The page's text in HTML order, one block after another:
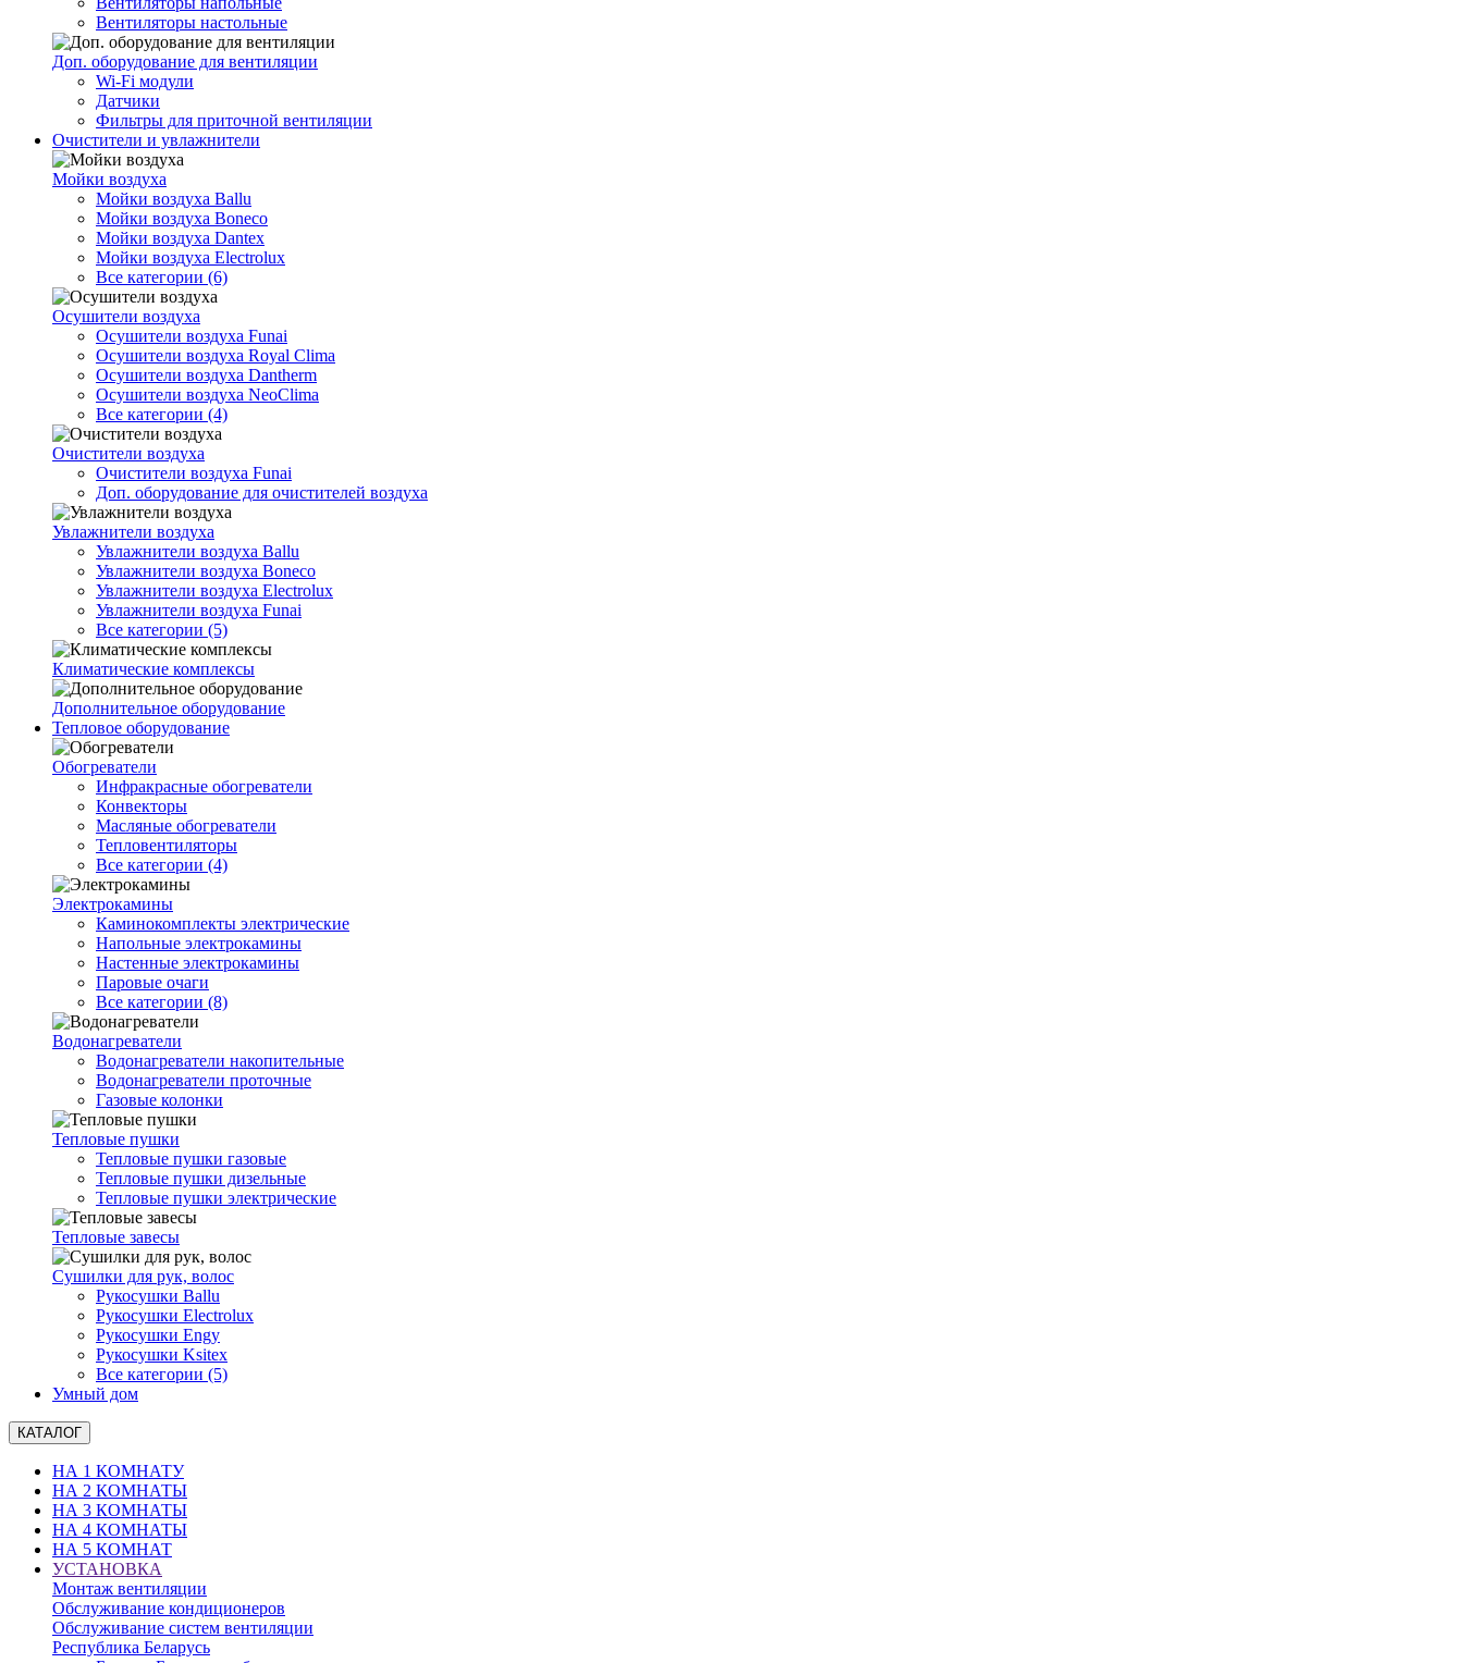
Вентиляторы настольные
Доп. оборудование для вентиляции
Wi-Fi модули
Датчики
Фильтры для приточной вентиляции
Очистители и увлажнители
Мойки воздуха
Мойки воздуха Ballu
Мойки воздуха Boneco
Мойки воздуха Dantex
Мойки воздуха Electrolux
Все категории (6)
Осушители воздуха
Осушители воздуха Funai
Осушители воздуха Royal Clima
Осушители воздуха Dantherm
Осушители воздуха NeoClima
Все категории (4)
Очистители воздуха
Очистители воздуха Funai
Доп. оборудование для очистителей воздуха
Увлажнители воздуха
Увлажнители воздуха Ballu
Увлажнители воздуха Boneco
Увлажнители воздуха Electrolux
Увлажнители воздуха Funai
Все категории (5)
Климатические комплексы
Дополнительное оборудование
Тепловое оборудование
Обогреватели
Инфракрасные обогреватели
Конвекторы
Масляные обогреватели
Тепловентиляторы
Все категории (4)
Электрокамины
Каминокомплекты электрические
Напольные электрокамины
Настенные электрокамины
Паровые очаги
Все категории (8)
Водонагреватели
Водонагреватели накопительные
Водонагреватели проточные
Газовые колонки
Тепловые пушки
Тепловые пушки газовые
Тепловые пушки дизельные
Тепловые пушки электрические
Тепловые завесы
Сушилки для рук, волоc
Рукосушки Ballu
Рукосушки Electrolux
Рукосушки Engy
Рукосушки Ksitex
Все категории (5)
Умный дом
КАТАЛОГ
НА 1 КОМНАТУ
НА 2 КОМНАТЫ
НА 3 КОМНАТЫ
НА 4 КОМНАТЫ
НА 5 КОМНАТ
УСТАНОВКА
Монтаж вентиляции
Обслуживание кондиционеров
Обслуживание систем вентиляции
Республика Беларусь